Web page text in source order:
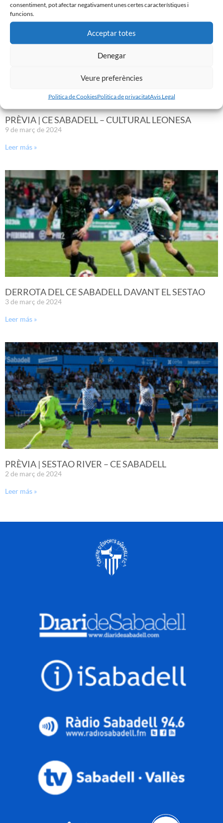
consentiment, pot afectar negativament unes certes característiques i
funcions.
Acceptar totes
Denegar
Veure preferències
Politica de CookiesPolitica de privacitatAvis Legal
PRÈVIA | CE SABADELL – CULTURAL LEONESA
9 de març de 2024
Leer más »
DERROTA DEL CE SABADELL DAVANT EL SESTAO
3 de març de 2024
Leer más »
PRÈVIA | SESTAO RIVER – CE SABADELL
2 de març de 2024
Leer más »